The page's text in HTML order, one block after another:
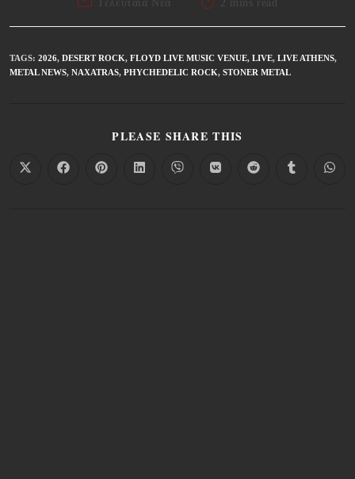
Τελευταία Νέα 2 mins read
TAGS: 2026, DESERT ROCK, FLOYD LIVE MUSIC VENUE, LIVE, LIVE ATHENS,
METAL NEWS, NAXATRAS, PHYCHEDELIC ROCK, STONER METAL
PLEASE SHARE THIS